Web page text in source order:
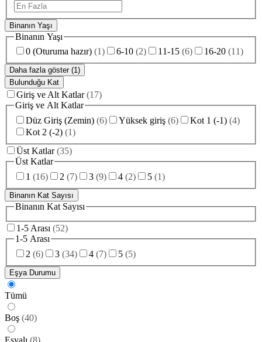
Binanın Yaşı
Binanın Yaşı
0 (Oturuma hazır) (1) 6-10 (2) 11-15 (6) 16-20 (11)
Daha fazla göster (1)
Bulunduğu Kat
Giriş ve Alt Katlar (17)
Giriş ve Alt Katlar
Düz Giriş (Zemin) (6) Yüksek giriş (6) Kot 1 (-1) (4)
Kot 2 (-2) (1)
Üst Katlar (35)
Üst Katlar
1 (16) 2 (7) 3 (9) 4 (2) 5 (1)
Binanın Kat Sayısı
Binanın Kat Sayısı
1-5 Arası (52)
1-5 Arası
2 (6) 3 (34) 4 (7) 5 (5)
Eşya Durumu
Tümü
Boş (40)
Eşyalı (8)